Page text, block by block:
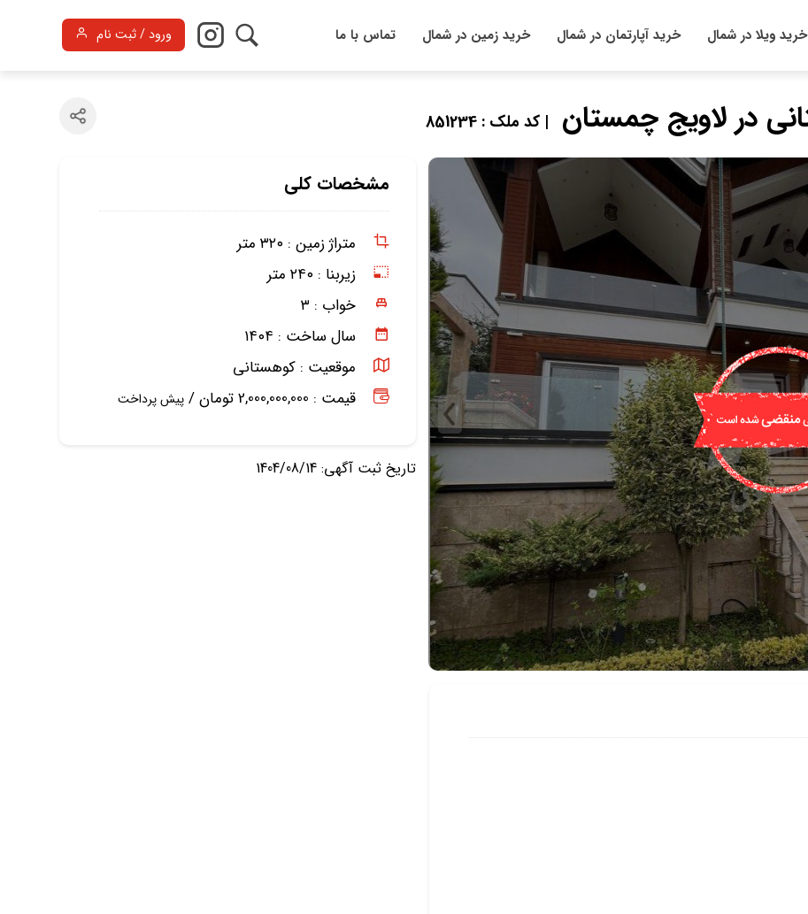
خرید ویلا در شمال خرید آپارتمان در شمال خرید زمین در شمال تماس با ما ورود / ثبت نام
| کد ملک : 851234
مشخصات کلی
متراژ زمین : ۳۲۰ متر
زیربنا : ۲۴۰ متر
خواب : ۳
سال ساخت : ۱۴۰۴
موقعیت : کوهستانی
قیمت : 2,000,000,000 تومان /
پیش پرداخت
تاریخ ثبت آگهی: 1404/08/14